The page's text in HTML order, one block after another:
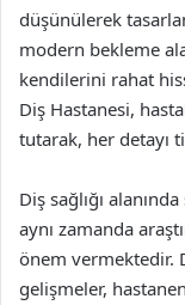
düşünülerek
modern bekleme
kendilerini rahat
Diş Hastanesi,
tutarak, her detayı
Diş sağlığı
aynı zamanda
önem vermektedir.
gelişmeler,